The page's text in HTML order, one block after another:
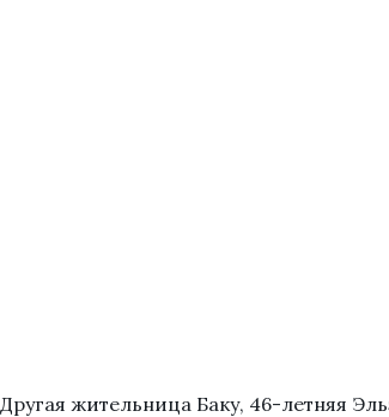
Другая жительница Баку, 46-летняя